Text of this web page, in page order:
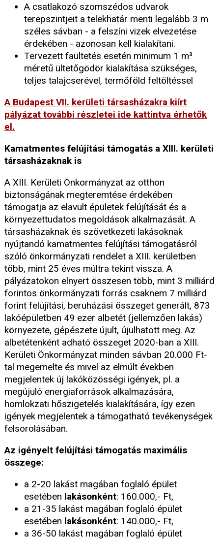
A csatlakozó szomszédos udvarok
terepszintjeit a telekhatár menti legalább 3 m
széles sávban - a felszíni vizek elvezetése
érdekében - azonosan kell kialakítani.
Tervezett faültetés esetén minimum 1 m³
méretű ültetőgödör kialakítása szükséges,
teljes talajcserével, termőföld feltöltéssel
A Budapest VII. kerületi társasházakra kiírt
pályázat további részletei ide kattintva érhetők
el.
Kamatmentes felújítási támogatás a XIII. kerületi
társasházaknak is
A XIII. Kerületi Önkormányzat az otthon
biztonságának megteremtése érdekében
támogatja az elavult épületek felújítását és a
környezettudatos megoldások alkalmazását. A
társasházaknak és szövetkezeti lakásoknak
nyújtandó kamatmentes felújítási támogatásról
szóló önkormányzati rendelet a XIII. kerületben
több, mint 25 éves múltra tekint vissza. A
pályázatokon elnyert összesen több, mint 3 milliárd
forintos önkormányzati forrás csaknem 7 milliárd
forint felújítási, beruházási összeget generált, 873
lakóépületben 49 ezer albetét (jellemzően lakás)
környezete, gépészete újult, újulhatott meg. Az
albetétenként adható összeget 2020-ban a XIII.
Kerületi Önkormányzat minden sávban 20.000 Ft-
tal megemelte és mivel az elmúlt években
megjelentek új lakóközösségi igények, pl. a
megújuló energiaforrások alkalmazására,
homlokzati hőszigetelés kialakítására, így ezen
igények megjelentek a támogatható tevékenységek
felsorolásában.
Az igényelt felújítási támogatás maximális
összege:
a 2-20 lakást magában foglaló épület
esetében lakásonként: 160.000,- Ft,
a 21-35 lakást magában foglaló épület
esetében lakásonként: 140.000,- Ft,
a 36-50 lakást magában foglaló épület